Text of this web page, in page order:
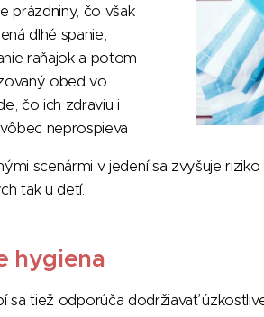
prázdniny, čo však
dlhé spanie,
raňajok a potom
obed vo
čo ich zdraviu i
neprospieva
scenármi v jedení sa zvyšuje
tak u detí.
hygiena
tiež odporúča dodržiavať